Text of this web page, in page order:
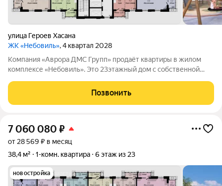
улица Героев Хасана
ЖК «Небовиль», 4 квартал 2028
Компания «Аврора ДМС Групп» продаёт квартиры в жилом
комплексе «Небовиль». Это 23этажный дом с собственной
нацеленных на успех. Мы создаём среду,
Позвонить
7 060 080 ₽
от 28 569 ₽ в месяц
38,4 м²
1-комн. квартира 6 этаж из 23
новостройка